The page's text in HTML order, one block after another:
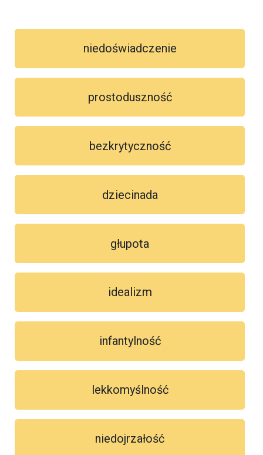
niedoświadczenie
prostoduszność
bezkrytyczność
dziecinada
głupota
idealizm
infantylność
lekkomyślność
niedojrzałość